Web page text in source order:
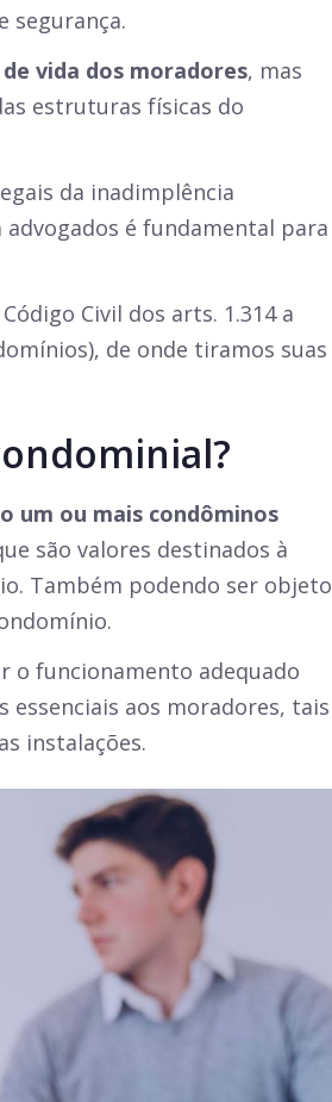
segurança.
vida dos moradores, mas
estruturas físicas do
da inadimplência
é fundamental para
Civil dos arts. 1.314 a
de onde tiramos suas
um ou mais condôminos
são valores destinados à
Também podendo ser objeto
o funcionamento adequado
essenciais aos moradores, tais
instalações.